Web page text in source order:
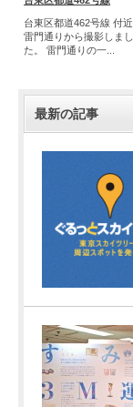
台東区都道462号線 付近
雷門通りから撮影しまし
た。 雷門通りの一...
最新の記事